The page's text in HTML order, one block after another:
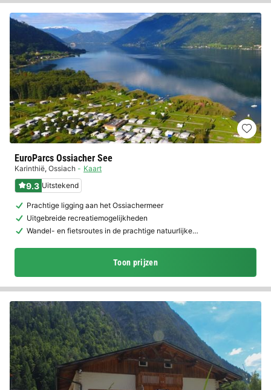
EuroParcs Ossiacher See
Karinthië, Ossiach Kaart
9.3 Uitstekend
Prachtige ligging aan het Ossiachermeer
Uitgebreide recreatiemogelijkheden
Wandel- en fietsroutes in de prachtige natuurlijke…
Toon prijzen